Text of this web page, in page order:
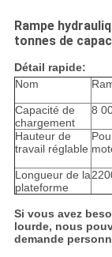
Rampe
tonnes de
Détail rapide:
Nom
Capacité de
chargement
8
Hauteur de
travail réglable
Longueur de la
plateforme
Si vous avez
lourde, nous
demande